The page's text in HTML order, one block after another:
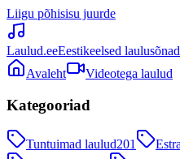
Liigu põhisisu juurde
Laulud.eeEestikeelsed laulusõnad
Avaleht
Videotega laulud
Kategooriad
Tuntuimad laulud201